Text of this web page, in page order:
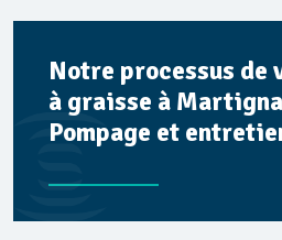
Notre processus de
à graisse à
Pompage et